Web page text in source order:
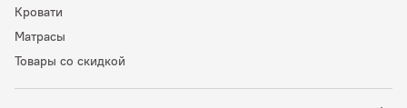
Кровати
Матрасы
Товары со скидкой